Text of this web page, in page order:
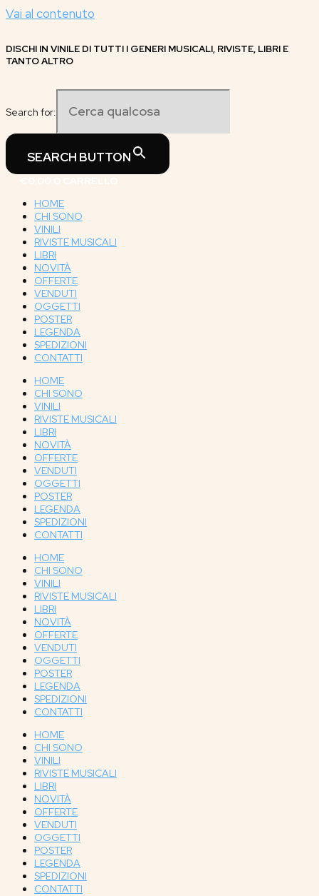
Vai al contenuto
DISCHI IN VINILE DI TUTTI I GENERI MUSICALI, RIVISTE, LIBRI E
TANTO ALTRO
Search for:
SEARCH BUTTON
HOME
CHI SONO
VINILI
RIVISTE MUSICALI
LIBRI
NOVITÀ
OFFERTE
VENDUTI
OGGETTI
POSTER
LEGENDA
SPEDIZIONI
CONTATTI
HOME
CHI SONO
VINILI
RIVISTE MUSICALI
LIBRI
NOVITÀ
OFFERTE
VENDUTI
OGGETTI
POSTER
LEGENDA
SPEDIZIONI
CONTATTI
HOME
CHI SONO
VINILI
RIVISTE MUSICALI
LIBRI
NOVITÀ
OFFERTE
VENDUTI
OGGETTI
POSTER
LEGENDA
SPEDIZIONI
CONTATTI
HOME
CHI SONO
VINILI
RIVISTE MUSICALI
LIBRI
NOVITÀ
OFFERTE
VENDUTI
OGGETTI
POSTER
LEGENDA
SPEDIZIONI
CONTATTI